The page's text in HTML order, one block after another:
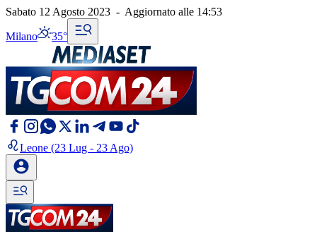
Sabato 12 Agosto 2023 - Aggiornato alle 14:53
Milano 35°
Leone (23 Lug - 23 Ago)